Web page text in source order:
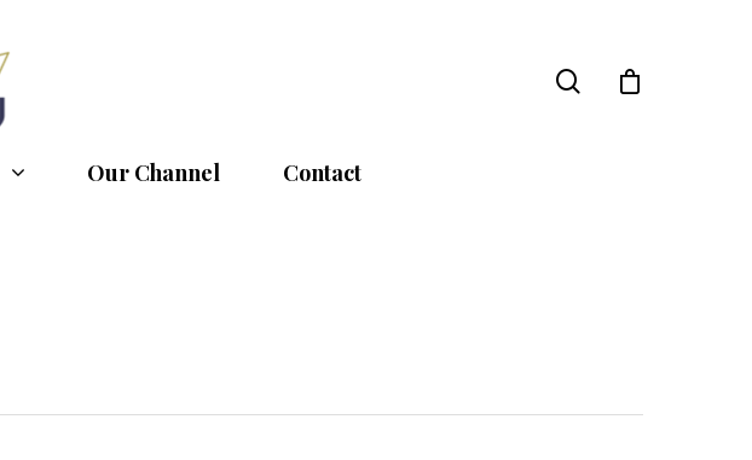
Our Channel Contact